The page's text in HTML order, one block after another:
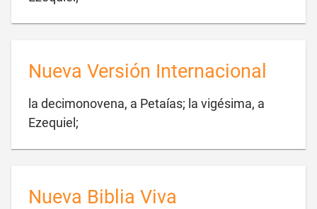
Nueva Versión Internacional
la decimonovena, a Petaías; la vigésima, a
Ezequiel;
Nueva Biblia Viva